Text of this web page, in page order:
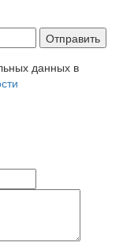
данных в